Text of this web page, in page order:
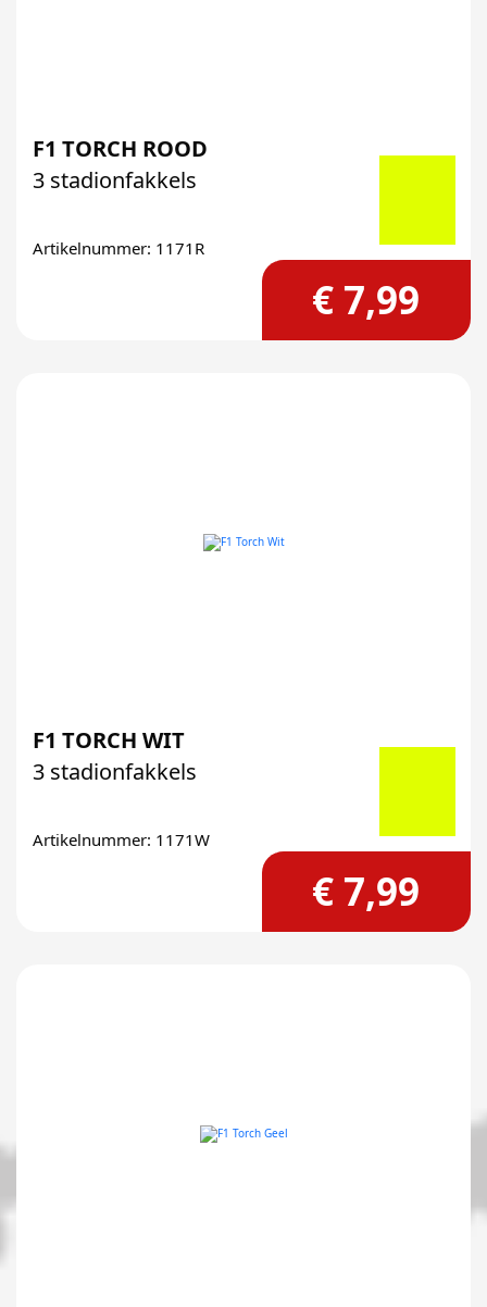
F1 TORCH ROOD
3 stadionfakkels
Artikelnummer: 1171R
€ 7,99
F1 TORCH WIT
3 stadionfakkels
Artikelnummer: 1171W
€ 7,99